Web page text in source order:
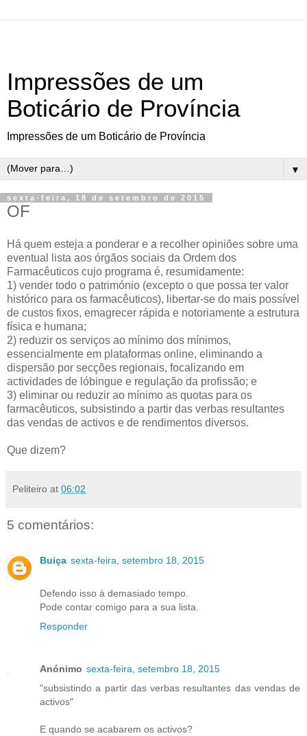
Impressões de um
Boticário de Província
Impressões de um Boticário de Província
▼
sexta-feira, 18 de setembro de 2015
OF
Há quem esteja a ponderar e a recolher opiniões sobre uma
eventual lista aos órgãos sociais da Ordem dos
Farmacêuticos cujo programa é, resumidamente:
1) vender todo o património (excepto o que possa ter valor
histórico para os farmacêuticos), libertar-se do mais possível
de custos fixos, emagrecer rápida e notoriamente a estrutura
física e humana;
2) reduzir os serviços ao mínimo dos mínimos,
essencialmente em plataformas online, eliminando a
dispersão por secções regionais, focalizando em
actividades de lóbingue e regulação da profissão; e
3) eliminar ou reduzir ao mínimo as quotas para os
farmacêuticos, subsistindo a partir das verbas resultantes
das vendas de activos e de rendimentos diversos.
Que dizem?
Peliteiro at 06:02
5 comentários:
Buiça sexta-feira, setembro 18, 2015
Defendo isso à demasiado tempo.
Pode contar comigo para a sua lista.
Responder
Anónimo sexta-feira, setembro 18, 2015
"subsistindo a partir das verbas resultantes das vendas de
activos"
E quando se acabarem os activos?